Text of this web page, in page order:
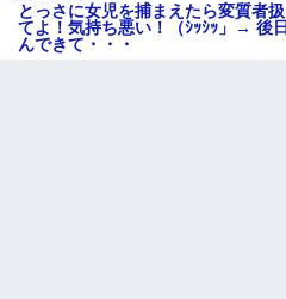
とっさに女児を捕まえたら変質者
てよ！気持ち悪い！（ｼｯｼｯ」→ 後
んできて・・・